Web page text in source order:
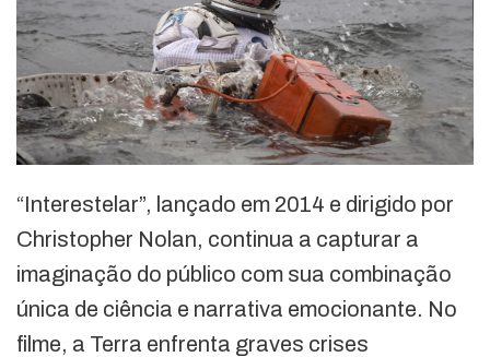
“Interestelar”, lançado em 2014 e dirigido por
Christopher Nolan, continua a capturar a
imaginação do público com sua combinação
única de ciência e narrativa emocionante. No
filme, a Terra enfrenta graves crises